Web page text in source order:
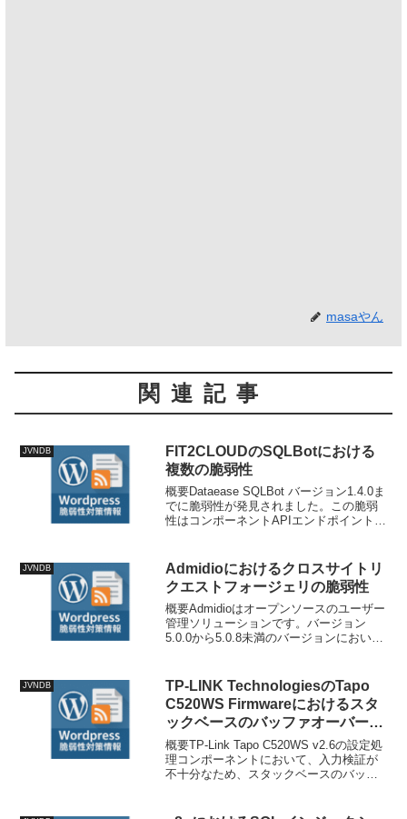
masaやん
関連記事
JVNDB
FIT2CLOUDのSQLBotにおける
複数の脆弱性
概要Dataease SQLBot バージョン1.4.0ま
でに脆弱性が発見されました。この脆弱
性はコンポーネントAPIエンドポイントの
ある特定の関数に影響...
JVNDB
Admidioにおけるクロスサイトリ
クエストフォージェリの脆弱性
概要Admidioはオープンソースのユーザー
管理ソリューションです。バージョン
5.0.0から5.0.8未満のバージョンにおい
リスト設定を永久に...
JVNDB
TP-LINK TechnologiesのTapo
C520WS Firmwareにおけるスタ
ックベースのバッファオーバーフ
ローの脆弱性
概要TP-Link Tapo C520WS v2.6の設定処
理コンポーネントにおいて、入力検証が
不十分なため、スタックベースのバッフ